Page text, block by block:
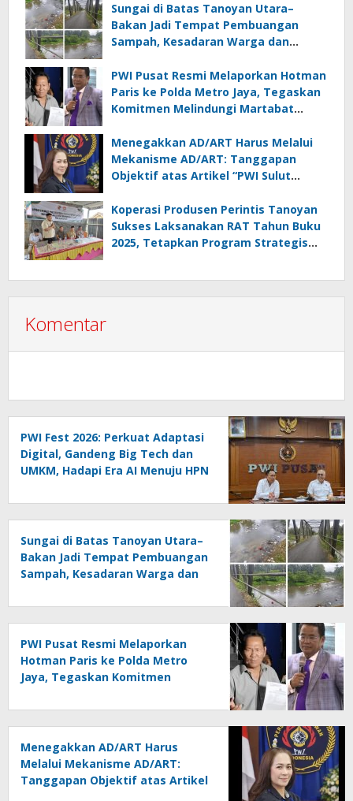
Sungai di Batas Tanoyan Utara–
Bakan Jadi Tempat Pembuangan
Sampah, Kesadaran Warga dan
PWI Pusat Resmi Melaporkan Hotman
Paris ke Polda Metro Jaya, Tegaskan
Komitmen Melindungi Martabat
Menegakkan AD/ART Harus Melalui
Mekanisme AD/ART: Tanggapan
Objektif atas Artikel “PWI Sulut
Melanggar Aturan”
Koperasi Produsen Perintis Tanoyan
Sukses Laksanakan RAT Tahun Buku
2025, Tetapkan Program Strategis
Komentar
PWI Fest 2026: Perkuat Adaptasi
Digital, Gandeng Big Tech dan
UMKM, Hadapi Era AI Menuju HPN
Sungai di Batas Tanoyan Utara–
Bakan Jadi Tempat Pembuangan
Sampah, Kesadaran Warga dan
Dipertanyakan
PWI Pusat Resmi Melaporkan
Hotman Paris ke Polda Metro
Jaya, Tegaskan Komitmen
Menegakkan AD/ART Harus
Melalui Mekanisme AD/ART:
Tanggapan Objektif atas Artikel